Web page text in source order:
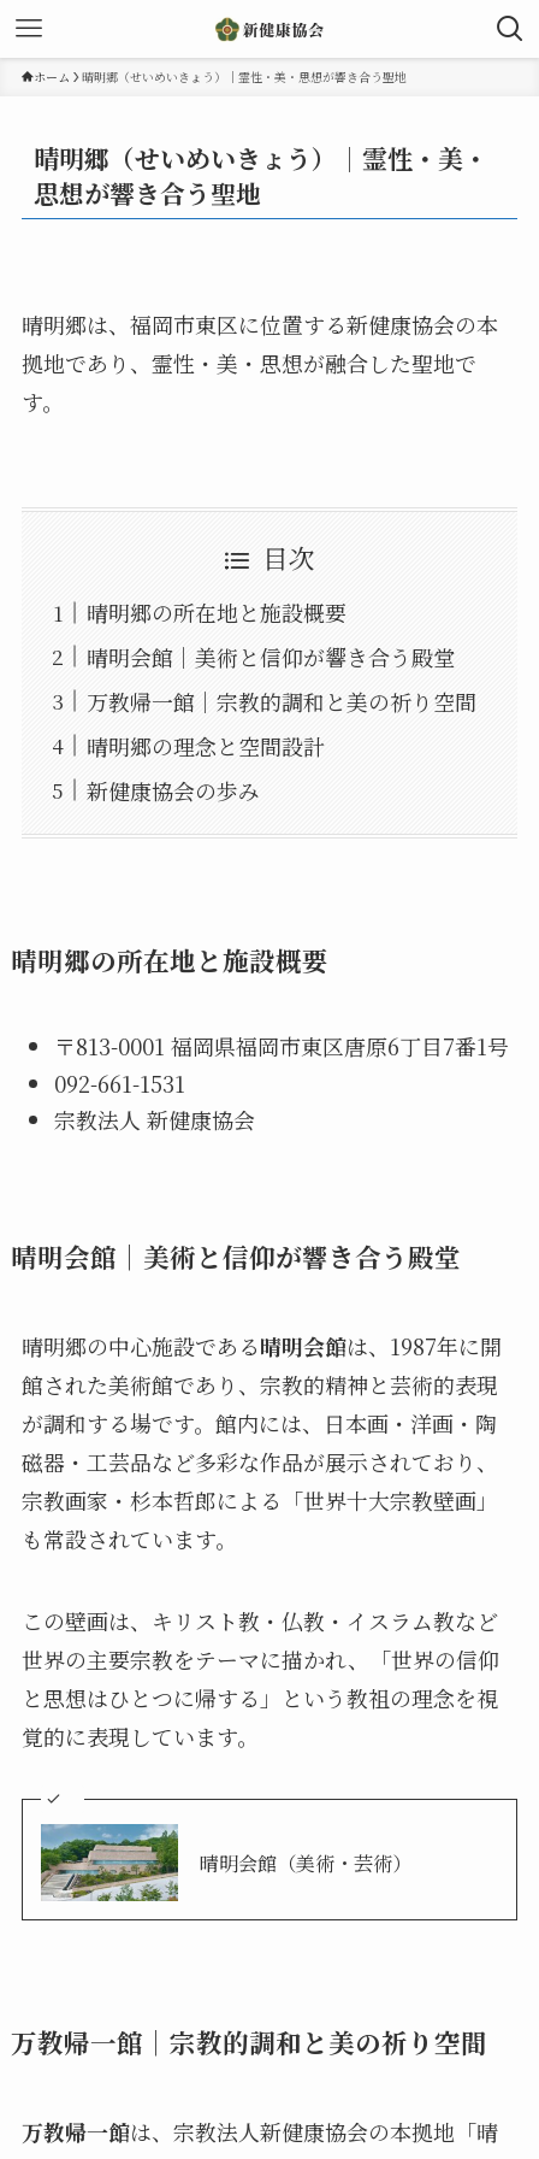
ホーム 晴明郷（せいめいきょう）｜霊性・美・思想が響き合う聖地
晴明郷（せいめいきょう）｜霊性・美・
思想が響き合う聖地
晴明郷は、福岡市東区に位置する新健康協会の本
拠地であり、霊性・美・思想が融合した聖地で
す。
目次
晴明郷の所在地と施設概要
晴明会館｜美術と信仰が響き合う殿堂
万教帰一館｜宗教的調和と美の祈り空間
晴明郷の理念と空間設計
新健康協会の歩み
晴明郷の所在地と施設概要
〒813-0001 福岡県福岡市東区唐原6丁目7番1号
092-661-1531
宗教法人 新健康協会
晴明会館｜美術と信仰が響き合う殿堂
晴明郷の中心施設である晴明会館は、1987年に開
館された美術館であり、宗教的精神と芸術的表現
が調和する場です。館内には、日本画・洋画・陶
磁器・工芸品など多彩な作品が展示されており、
宗教画家・杉本哲郎による「世界十大宗教壁画」
も常設されています。
この壁画は、キリスト教・仏教・イスラム教など
世界の主要宗教をテーマに描かれ、「世界の信仰
と思想はひとつに帰する」という教祖の理念を視
覚的に表現しています。
晴明会館（美術・芸術）
万教帰一館｜宗教的調和と美の祈り空間
万教帰一館は、宗教法人新健康協会の本拠地「晴